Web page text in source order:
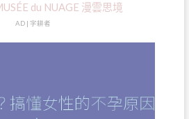
du NUAGE 漫雲思境
AD | 字耕者